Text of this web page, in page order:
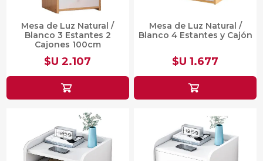
Mesa de Luz Natural /
Blanco 3 Estantes 2
Cajones 100cm
$U 2.107
Mesa de Luz Natural /
Blanco 4 Estantes y Cajón
$U 1.677